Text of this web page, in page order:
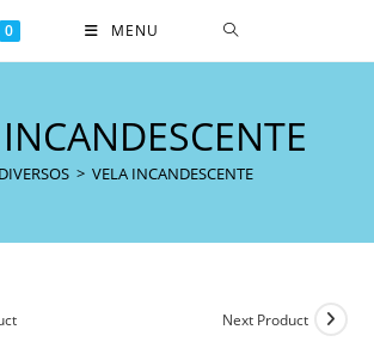
0 MENU
DIVERSOS > VELA INCANDESCENTE
Next Product